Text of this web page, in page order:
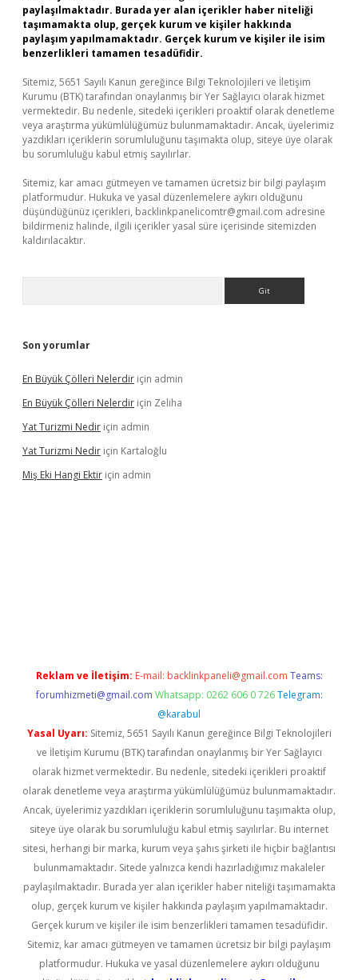
paylaşılmaktadır. Burada yer alan içerikler haber niteliği
taşımamakta olup, gerçek kurum ve kişiler hakkında
paylaşım yapılmamaktadır. Gerçek kurum ve kişiler ile isim
benzerlikleri tamamen tesadüfidir.
Sitemiz, 5651 Sayılı Kanun gereğince Bilgi Teknolojileri ve İletişim
Kurumu (BTK) tarafından onaylanmış bir Yer Sağlayıcı olarak hizmet
vermektedir. Bu nedenle, sitedeki içerikleri proaktif olarak denetleme
veya araştırma yükümlülüğümüz bulunmamaktadır. Ancak, üyelerimiz
yazdıkları içeriklerin sorumluluğunu taşımakta olup, siteye üye olarak
bu sorumluluğu kabul etmiş sayılırlar.
Sitemiz, kar amacı gütmeyen ve tamamen ücretsiz bir bilgi paylaşım
platformudur. Hukuka ve yasal düzenlemelere aykırı olduğunu
düşündüğünüz içerikleri, backlinkpanelicomtr@gmail.com adresine
bildirmeniz halinde, ilgili içerikler yasal süre içerisinde sitemizden
kaldırılacaktır.
Son yorumlar
En Büyük Çölleri Nelerdir için admin
En Büyük Çölleri Nelerdir için Zeliha
Yat Turizmi Nedir için admin
Yat Turizmi Nedir için Kartaloğlu
Miş Eki Hangi Ektir için admin
Reklam ve İletişim: E-mail: backlinkpaneli@gmail.com Teams:
forumhizmeti@gmail.com Whatsapp: 0262 606 0 726 Telegram:
@karabul
Yasal Uyarı: Sitemiz, 5651 Sayılı Kanun gereğince Bilgi Teknolojileri
ve İletişim Kurumu (BTK) tarafından onaylanmış bir Yer Sağlayıcı
olarak hizmet vermektedir. Bu nedenle, sitedeki içerikleri proaktif
olarak denetleme veya araştırma yükümlülüğümüz bulunmamaktadır.
Ancak, üyelerimiz yazdıkları içeriklerin sorumluluğunu taşımakta olup,
siteye üye olarak bu sorumluluğu kabul etmiş sayılırlar. Bu internet
sitesi, herhangi bir marka, kurum veya şahıs şirketi ile hiçbir bağlantısı
bulunmamaktadır. Sitede yalnızca kendi hazırladığımız makaleler
paylaşılmaktadır. Burada yer alan içerikler haber niteliği taşımamakta
olup, gerçek kurum ve kişiler hakkında paylaşım yapılmamaktadır.
Gerçek kurum ve kişiler ile isim benzerlikleri tamamen tesadüfidir.
Sitemiz, kar amacı gütmeyen ve tamamen ücretsiz bir bilgi paylaşım
platformudur. Hukuka ve yasal düzenlemelere aykırı olduğunu